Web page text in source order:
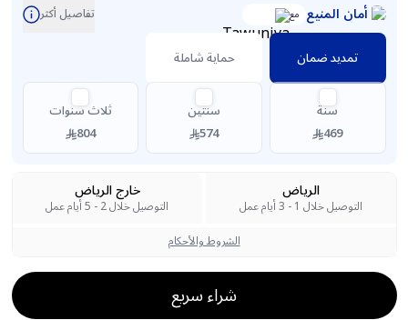
أمان المنيع مع تفاصيل أكثر
تمديد ضمان حماية شاملة
سنة
469
سنتين
574
ثلاث سنوات
804
الرياض
التوصيل خلال 1 - 3 أيام عمل
خارج الرياض
التوصيل خلال 2 - 5 أيام عمل
الشروط والأحكام
شراء سريع